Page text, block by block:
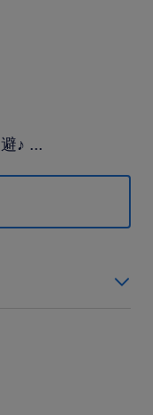
♪ ...
する会社です